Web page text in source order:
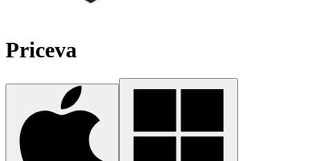
Priceva